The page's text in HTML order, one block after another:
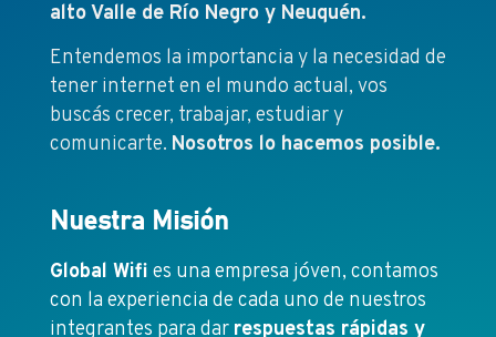
alto Valle de Río Negro y Neuquén.
Entendemos la importancia y la necesidad de
tener internet en el mundo actual, vos
buscás crecer, trabajar, estudiar y
comunicarte. Nosotros lo hacemos posible.
Nuestra Misión
Global Wifi es una empresa jóven, contamos
con la experiencia de cada uno de nuestros
integrantes para dar respuestas rápidas y